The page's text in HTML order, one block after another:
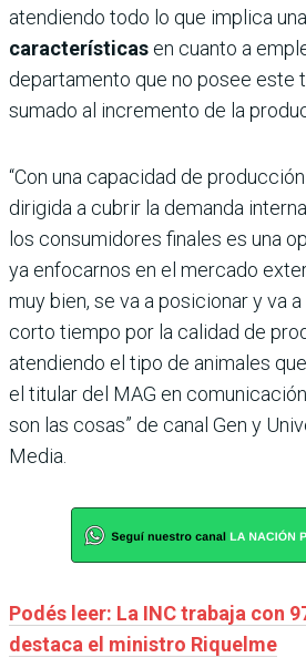
atendiendo todo lo que implica una
características en cuanto a
departamento que no posee este
sumado al incremento de la
“Con una capacidad de
dirigida a cubrir la demanda
los consumidores finales es una
ya enfocarnos en el mercado
muy bien, se va a posicionar y va
corto tiempo por la calidad de
atendiendo el tipo de animales
el titular del MAG en
son las cosas” de canal Gen y
Media.
Podés leer: La INC trabaja con
destaca el ministro Riquelme